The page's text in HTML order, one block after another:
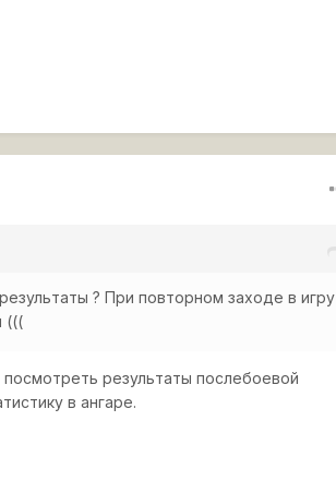
? При повторном заходе в игру
(((
результаты послебоевой
в ангаре.